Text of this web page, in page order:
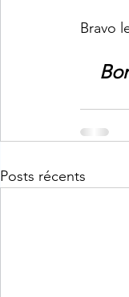
Bravo
Posts récents